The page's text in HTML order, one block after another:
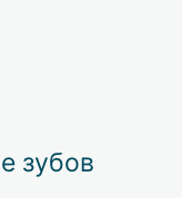
зубов